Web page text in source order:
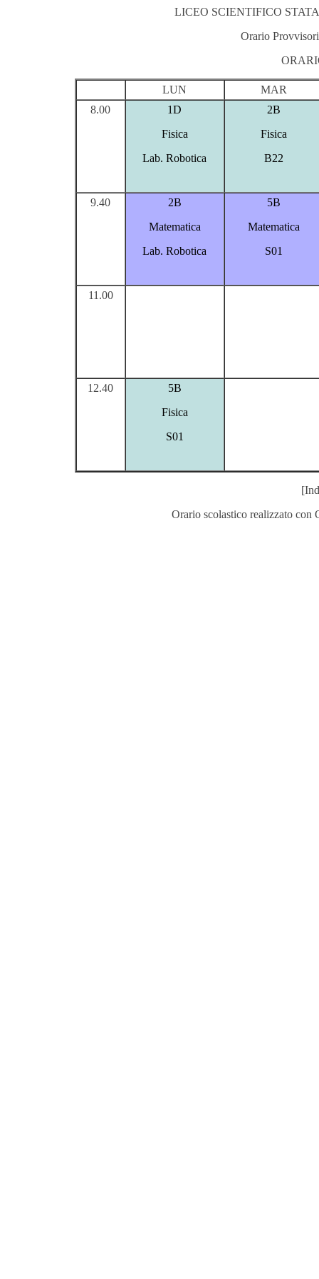
LICEO SCIENTIFICO
Orario
LUN
MAR
8.00
1D
Fisica
Lab. Robotica
2B
Fisica
B22
9.40
2B
Matematica
Lab. Robotica
5B
Matematica
S01
11.00
12.40
5B
Fisica
S01
Orario scolastico realizzato con